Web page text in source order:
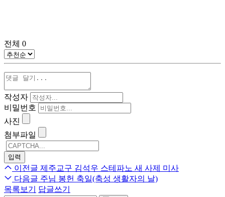
전체 0
작성자
비밀번호
사진
첨부파일
이전글 제주교구 김석우 스테파노 새 사제 미사
다음글 주님 봉헌 축일(축성 생활자의 날)
목록보기
답글쓰기